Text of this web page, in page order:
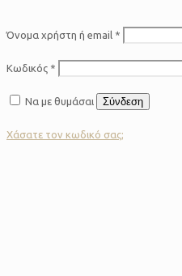
Όνομα χρήστη ή email *
Κωδικός *
Να με θυμάσαι Σύνδεση
Χάσατε τον κωδικό σας;